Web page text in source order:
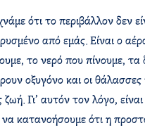
ότι το περιβάλλον δεν
από εμάς. Είναι ο
το νερό που πίνουμε,
οξυγόνο και οι θάλασσες
ζωή. Γι’ αυτόν τον λόγο,
κατανοήσουμε ότι η